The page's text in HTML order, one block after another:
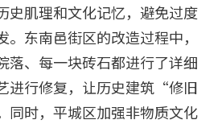
史肌理和文化记忆，避免过度
东南邑街区的改造过程中，
落、每一块砖石都进行了详细
进行修复，让历史建筑“修旧
时，平城区加强非物质文化